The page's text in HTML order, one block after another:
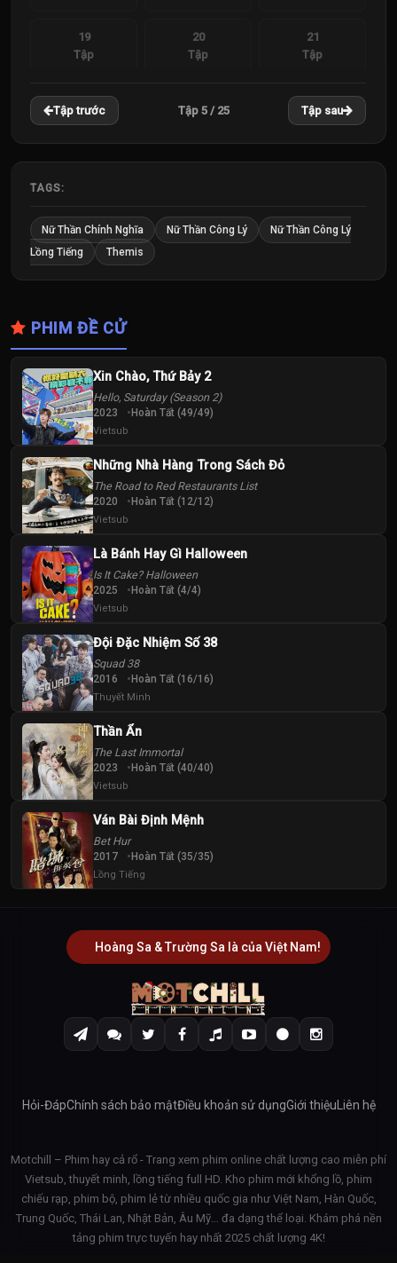
19
Tập
20
Tập
21
Tập
22
Tập
Tập
24
Tập
25
Tập trước Tập 5 / 25 Tập sau
TAGS:
Nữ Thần Chính Nghĩa Nữ Thần Công Lý
Nữ Thần Công Lý
Lồng Tiếng
Themis
PHIM ĐỀ CỬ
Xin Chào, Thứ Bảy 2
Hello, Saturday (Season 2)
2023 Hoàn Tất (49/49)
Vietsub
Những Nhà Hàng Trong Sách Đỏ
The Road to Red Restaurants List
2020 Hoàn Tất (12/12)
Vietsub
Là Bánh Hay Gì Halloween
Is It Cake? Halloween
2025 Hoàn Tất (4/4)
Vietsub
Đội Đặc Nhiệm Số 38
Squad 38
2016 Hoàn Tất (16/16)
Thuyết Minh
Thần Ẩn
The Last Immortal
2023 Hoàn Tất (40/40)
Vietsub
Ván Bài Định Mệnh
Bet Hur
2017 Hoàn Tất (35/35)
Lồng Tiếng
Hoàng Sa & Trường Sa là của Việt Nam!
Hỏi-ĐápChính sách bảo mậtĐiều khoản sử dụngGiới thiệu Liên hệ
Motchill – Phim hay cả rổ - Trang xem phim online chất lượng cao miễn phí
Vietsub, thuyết minh, lồng tiếng full HD. Kho phim mới khổng lồ, phim
chiếu rạp, phim bộ, phim lẻ từ nhiều quốc gia như Việt Nam, Hàn Quốc,
Trung Quốc, Thái Lan, Nhật Bản, Âu Mỹ… đa dạng thể loại. Khám phá nền
tảng phim trực tuyến hay nhất 2025 chất lượng 4K!